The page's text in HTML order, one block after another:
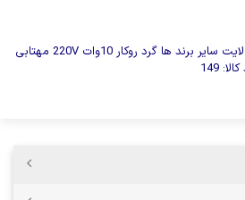
چراغ LED-SMD دکوراتیو جت لایت سایر برند ها گرد روکار 10وات 220V مهتابی